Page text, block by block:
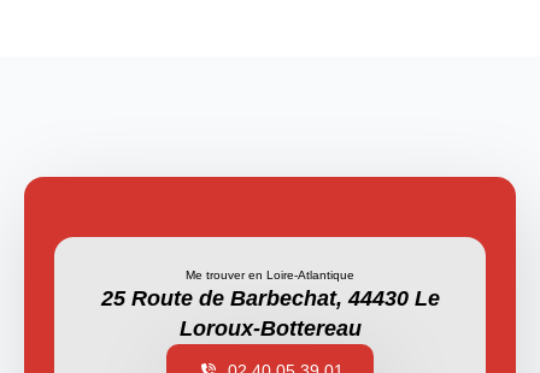
Me trouver en Loire-Atlantique
25 Route de Barbechat, 44430 Le
Loroux-Bottereau